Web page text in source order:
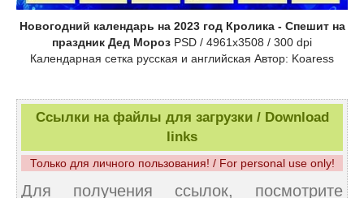
Новогодний календарь на 2023 год Кролика - Спешит на
праздник Дед Мороз PSD / 4961x3508 / 300 dpi
Календарная сетка русская и английская Автор: Koaress
Ссылки на файлы для загрузки / Download
links
Только для личного пользования! / For personal use only!
Для получения ссылок, посмотрите